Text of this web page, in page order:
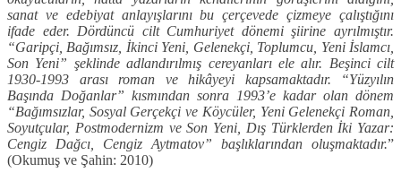
sanat ve edebiyat anlayışlarını bu çerçevede çizmeye çalıştığını
ifade eder. Dördüncü cilt Cumhuriyet dönemi şiirine ayrılmıştır.
“Garipçi, Bağımsız, İkinci Yeni, Gelenekçi, Toplumcu, Yeni İslamcı,
Son Yeni” şeklinde adlandırılmış cereyanları ele alır. Beşinci cilt
1930-1993 arası roman ve hikâyeyi kapsamaktadır. “Yüzyılın
Başında Doğanlar” kısmından sonra 1993’e kadar olan dönem
“Bağımsızlar, Sosyal Gerçekçi ve Köycüler, Yeni Gelenekçi Roman,
Soyutçular, Postmodernizm ve Son Yeni, Dış Türklerden İki Yazar:
Cengiz Dağcı, Cengiz Aytmatov” başlıklarından oluşmaktadır.”
(Okumuş ve Şahin: 2010)